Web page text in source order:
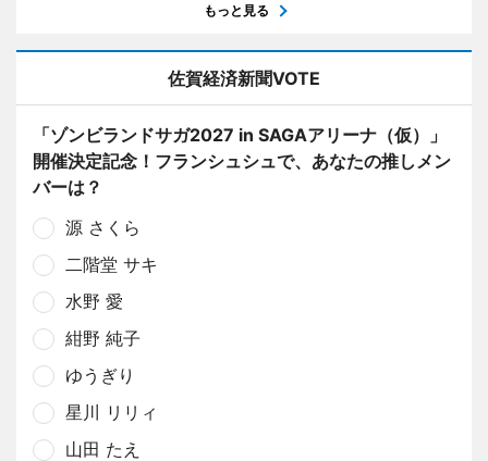
もっと見る
佐賀経済新聞VOTE
「ゾンビランドサガ2027 in SAGAアリーナ（仮）」
開催決定記念！フランシュシュで、あなたの推しメン
バーは？
源 さくら
二階堂 サキ
水野 愛
紺野 純子
ゆうぎり
星川 リリィ
山田 たえ